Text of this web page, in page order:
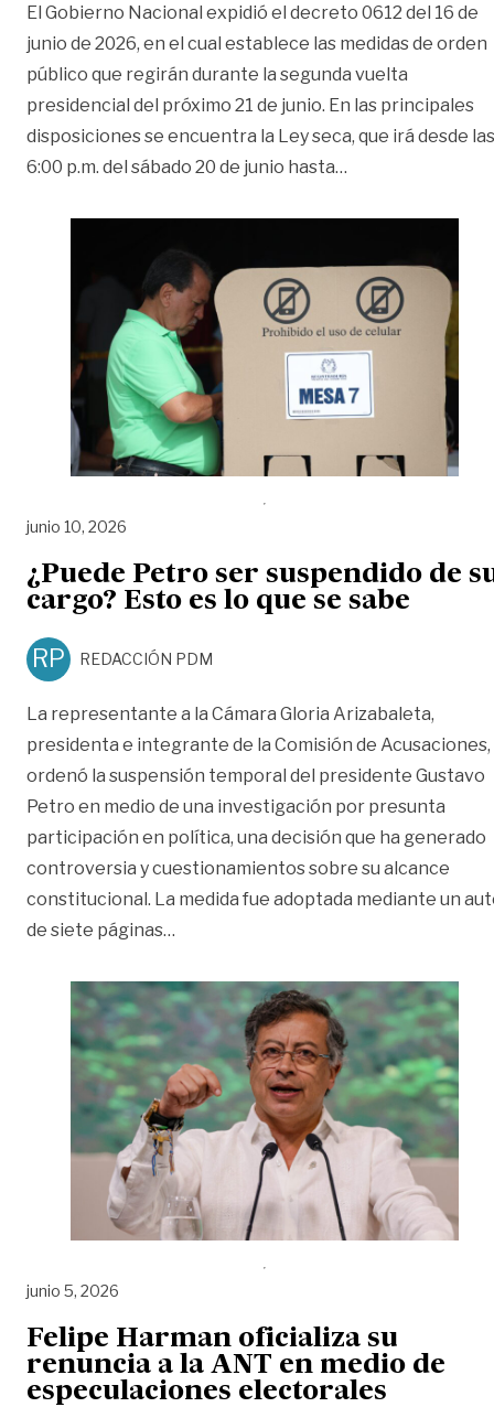
El Gobierno Nacional expidió el decreto 0612 del 16 de
junio de 2026, en el cual establece las medidas de orden
público que regirán durante la segunda vuelta
presidencial del próximo 21 de junio. En las principales
disposiciones se encuentra la Ley seca, que irá desde las
6:00 p.m. del sábado 20 de junio hasta…
junio 10, 2026
¿Puede Petro ser suspendido de
cargo? Esto es lo que se sabe
RP REDACCIÓN PDM
La representante a la Cámara Gloria Arizabaleta,
presidenta e integrante de la Comisión de Acusaciones,
ordenó la suspensión temporal del presidente Gustavo
Petro en medio de una investigación por presunta
participación en política, una decisión que ha generado
controversia y cuestionamientos sobre su alcance
constitucional. La medida fue adoptada mediante un
de siete páginas…
junio 5, 2026
Felipe Harman oficializa su
renuncia a la ANT en medio de
especulaciones electorales